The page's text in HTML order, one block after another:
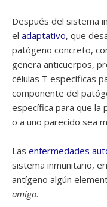
Después del sistema
el adaptativo, que
patógeno concreto,
genera anticuerpos,
células T específicas
componente del
específica para que la
o a uno parecido sea
Las enfermedades
sistema inmunitario,
antígeno algún
amigo.